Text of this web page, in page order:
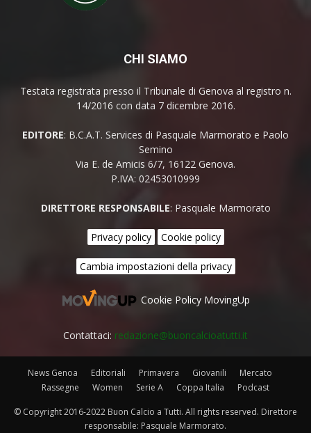
CHI SIAMO
Testata registrata presso il Tribunale di Genova al registro n.
14/2016 con data 7 dicembre 2016.
EDITORE: B.C.A.T. Services di Pasquale Marmorato e Paolo
Semino
Via E. de Amicis 6/7, 16122 Genova.
P.IVA: 02453010999
DIRETTORE RESPONSABILE: Pasquale Marmorato
Privacy policy Cookie policy
Cambia impostazioni della privacy
Cookie Policy MovingUp
Contattaci: redazione@buoncalcioatutti.it
News Genoa Editoriali Primavera Giovanili
Mercato
Rassegne
Women Serie A Coppa Italia Podcast
© Copyright 2016-2022 Buon Calcio a Tutti. All rights reserved. Direttore
responsabile: Pasquale Marmorato.